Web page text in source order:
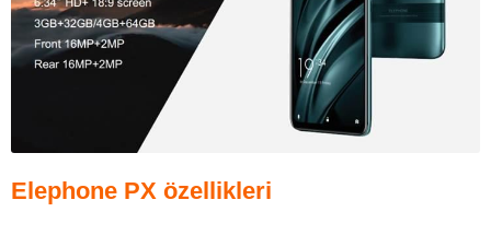
Elephone PX özellikleri